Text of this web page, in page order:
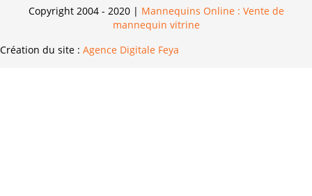
Copyright 2004 - 2020 | Mannequins Online : Vente de
mannequin vitrine
Création du site : Agence Digitale Feya